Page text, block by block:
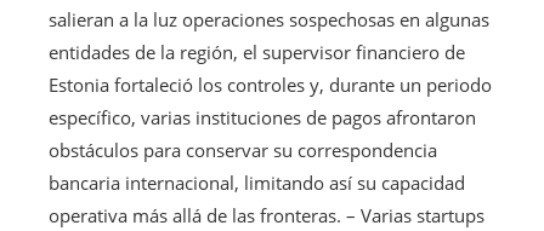
salieran a la luz operaciones sospechosas en algunas
entidades de la región, el supervisor financiero de
Estonia fortaleció los controles y, durante un periodo
específico, varias instituciones de pagos afrontaron
obstáculos para conservar su correspondencia
bancaria internacional, limitando así su capacidad
operativa más allá de las fronteras. – Varias startups